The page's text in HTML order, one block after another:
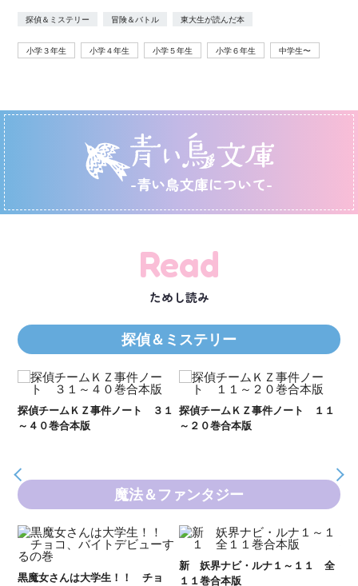
探偵＆ミステリー 冒険＆バトル 東大生が読んだ本
小学３年生 小学４年生 小学５年生 小学６年生 中学生〜
-青い鳥文庫について-
Read
ためし読み
探偵＆ミステリー
探偵チームＫＺ事件ノート ３１
～４０巻合本版
探偵チームＫＺ事件ノート １１
～２０巻合本版
魔法＆ファンタジー
黒魔女さんは大学生！！ チョ
新 妖界ナビ・ルナ１～１１ 全
１１巻合本版